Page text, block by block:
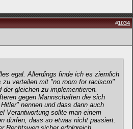
#1034
egal. Allerdings finde ich es ziemlich
zu verteilen mit "no room for raciscm"
gleichen zu implementieren.
gegen Mannschaften die sich
nennen und dass dann auch
Verantwortung sollte man einem
dürfen, dass so etwas nicht passiert.